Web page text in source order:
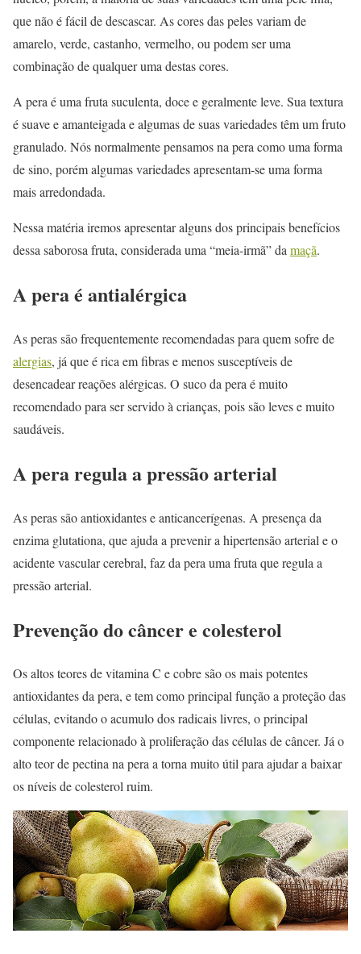
que não é fácil de descascar. As cores das peles variam de
amarelo, verde, castanho, vermelho, ou podem ser uma
combinação de qualquer uma destas cores.
A pera é uma fruta suculenta, doce e geralmente leve. Sua textura
é suave e amanteigada e algumas de suas variedades têm um fruto
granulado. Nós normalmente pensamos na pera como uma forma
de sino, porém algumas variedades apresentam-se uma forma
mais arredondada.
Nessa matéria iremos apresentar alguns dos principais benefícios
dessa saborosa fruta, considerada uma “meia-irmã” da maçã.
A pera é antialérgica
As peras são frequentemente recomendadas para quem sofre de
alergias, já que é rica em fibras e menos susceptíveis de
desencadear reações alérgicas. O suco da pera é muito
recomendado para ser servido à crianças, pois são leves e muito
saudáveis.
A pera regula a pressão arterial
As peras são antioxidantes e anticancerígenas. A presença da
enzima glutationa, que ajuda a prevenir a hipertensão arterial e o
acidente vascular cerebral, faz da pera uma fruta que regula a
pressão arterial.
Prevenção do câncer e colesterol
Os altos teores de vitamina C e cobre são os mais potentes
antioxidantes da pera, e tem como principal função a proteção das
células, evitando o acumulo dos radicais livres, o principal
componente relacionado à proliferação das células de câncer. Já o
alto teor de pectina na pera a torna muito útil para ajudar a baixar
os níveis de colesterol ruim.